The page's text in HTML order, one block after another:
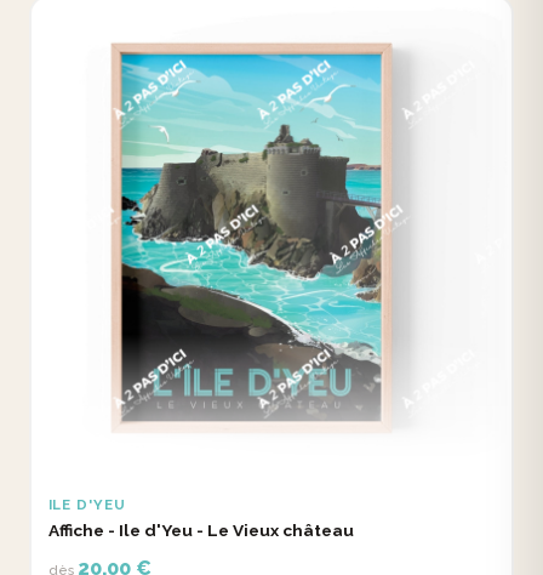
ILE D'YEU
Affiche - Ile d'Yeu - Le Vieux château
dès 20,00 €